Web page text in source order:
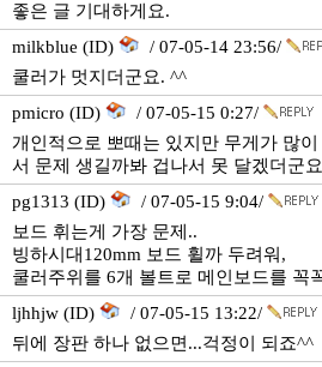
좋은 글 기대하게요.
milkblue (ID)
/ 07-05-14 23:56/
쿨러가 멋지더군요. ^^
pmicro (ID)
/ 07-05-15 0:27/
개인적으로 뽀때는 있지만 무게가 많
서 문제 생길까봐 겁나서 못 달겠더군
pg1313 (ID)
/ 07-05-15 9:04/
보드 휘는게 가장 문제..
빙하시대120mm 보드 휠까 두려워,
쿨러주위를 6개 볼트로 메인보드를 꼭
ljhhjw (ID)
/ 07-05-15 13:22/
뒤에 장판 하나 없으면...걱정이 되죠^^